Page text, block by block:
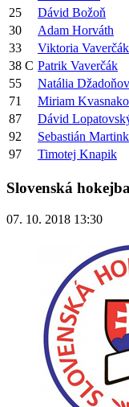
25
Dávid Božoň
30
Adam Horváth
33
Viktoria
38 C Patrik Vaverčák
55
Natália
71
Miriam
87
Dávid
92
Sebastián
97
Timotej Knapik
Slovenská
07. 10. 2018 13:30